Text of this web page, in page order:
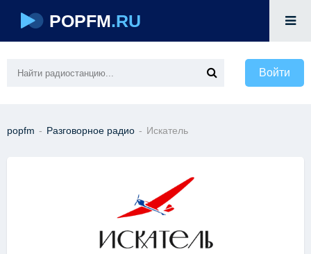
POPFM.RU
Войти
popfm - Разговорное радио - Искатель